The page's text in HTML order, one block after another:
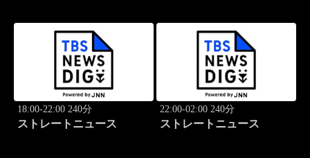
18:00-22:00 240分
ストレートニュース
22:00-02:00 240分
ストレートニュース